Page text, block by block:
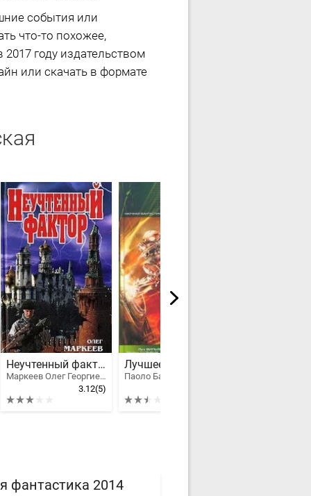
события или
что-то похожее,
году издательством
или скачать в формате
Неучтенный фактор
Маркеев Олег Георгиевич
3.12(5)
фантастика 2014